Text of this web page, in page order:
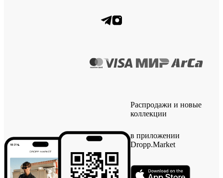
Распродажи и новые
коллекции
в приложении
Dropp.Market